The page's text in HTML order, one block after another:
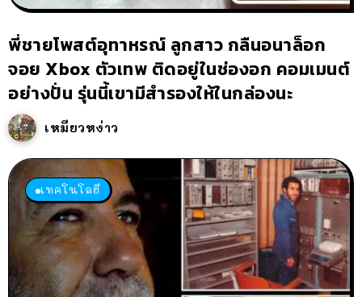
พี่ชายโพสต์อุทาหรณ์ ลูกสาว กลืนอนาล็อก
จอย Xbox ตัวเทพ ติดอยู่ในช่องอก คอมเมนต์
อย่างปั่น รุ่นนี้เขามีสำรองให้ในกล่องนะ
เหมียวหง่าว
เทคโนโลยี